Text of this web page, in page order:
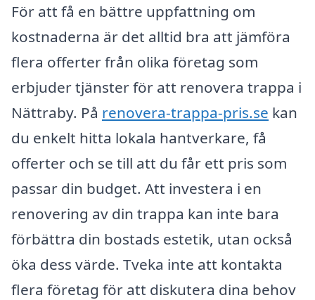
För att få en bättre uppfattning om
kostnaderna är det alltid bra att jämföra
flera offerter från olika företag som
erbjuder tjänster för att renovera trappa i
Nättraby. På renovera-trappa-pris.se kan
du enkelt hitta lokala hantverkare, få
offerter och se till att du får ett pris som
passar din budget. Att investera i en
renovering av din trappa kan inte bara
förbättra din bostads estetik, utan också
öka dess värde. Tveka inte att kontakta
flera företag för att diskutera dina behov